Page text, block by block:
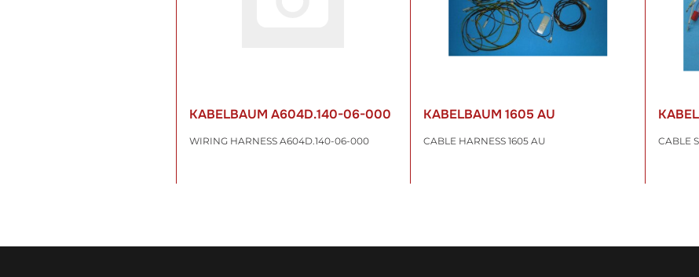
KABELBAUM A604D.140-06-000
WIRING HARNESS A604D.140-06-000
WARENKORB
KABELBAUM 1605 AU
CABLE HARNESS 1605 AU
WARENKORB
CABLE